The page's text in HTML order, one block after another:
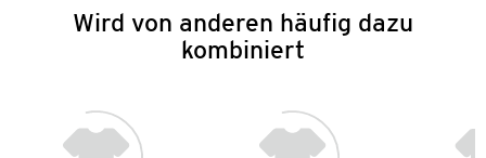
Wird von anderen häufig dazu
kombiniert